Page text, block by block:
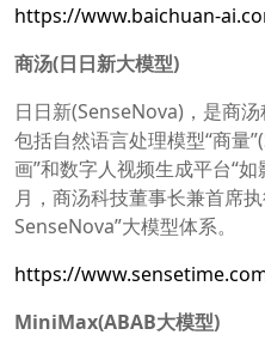
https://www.baichuan-
商汤(日日新大模型)
日日新(SenseNova)，是商
包括自然语言处理模型“商量
画”和数字人视频生成平台“
月，商汤科技董事长兼首席
SenseNova”大模型体系。
https://
MiniMax(ABAB大模型)